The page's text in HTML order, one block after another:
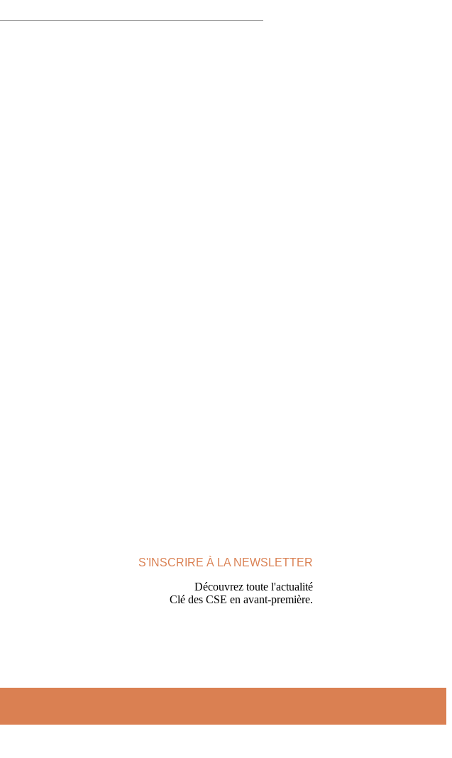
S'INSCRIRE À LA NEWSLETTER
Découvrez toute l'actualité
Clé des CSE en avant-première.